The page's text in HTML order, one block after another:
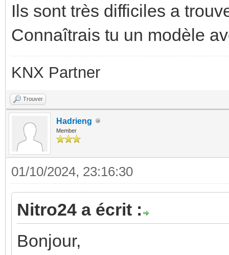
Ils sont très difficiles a
Connaîtrais tu un modèle
KNX Partner
Trouver
Hadrieng
Member
01/10/2024, 23:16:30
Nitro24 a écrit :
Bonjour,